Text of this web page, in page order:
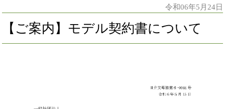
令和06年5月24日
【ご案内】モデル契約書について